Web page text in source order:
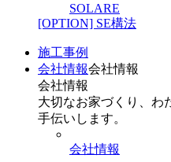
SOLARE
[OPTION] SE構法
施工事例
会社情報会社情報
会社情報
大切なお家づくり、わ
手伝いします。
会社情報